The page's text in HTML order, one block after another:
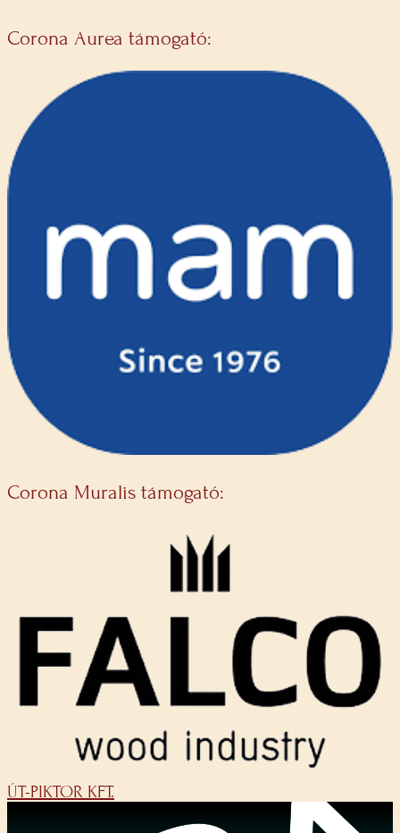
Corona Aurea támogató:
Corona Muralis támogató:
ÚT-PIKTOR KFT.